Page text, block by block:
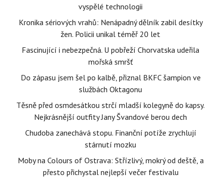
vyspělé technologii
Kronika sériových vrahů: Nenápadný dělník zabil desítky
žen. Policii unikal téměř 20 let
Fascinující i nebezpečná. U pobřeží Chorvatska udeřila
mořská smršť
Do zápasu jsem šel po kalbě, přiznal BKFC šampion ve
službách Oktagonu
Těsně před osmdesátkou strčí mladší kolegyně do kapsy.
Nejkrásnější outfity Jany Švandové berou dech
Chudoba zanechává stopu. Finanční potíže zrychlují
stárnutí mozku
Moby na Colours of Ostrava: Střízlivý, mokrý od deště, a
přesto přichystal nejlepší večer festivalu